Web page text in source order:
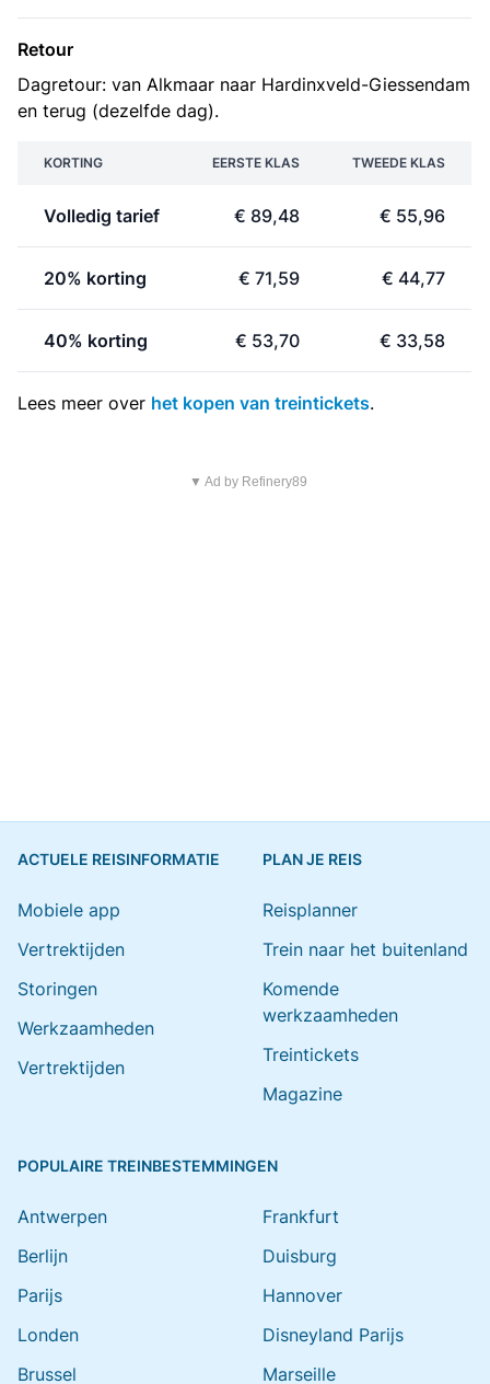
Retour
Dagretour: van Alkmaar naar Hardinxveld-Giessendam
en terug (dezelfde dag).
KORTING EERSTE KLAS TWEEDE KLAS
Volledig tarief € 89,48 € 55,96
20% korting € 71,59 € 44,77
40% korting € 53,70 € 33,58
Lees meer over het kopen van treintickets.
▼ Ad by Refinery89
ACTUELE REISINFORMATIE
Mobiele app
Vertrektijden
Storingen
Werkzaamheden
Vertrektijden
PLAN JE REIS
Reisplanner
Trein naar het buitenland
Komende
werkzaamheden
Treintickets
Magazine
POPULAIRE TREINBESTEMMINGEN
Antwerpen
Berlijn
Parijs
Londen
Brussel
Frankfurt
Duisburg
Hannover
Disneyland Parijs
Marseille